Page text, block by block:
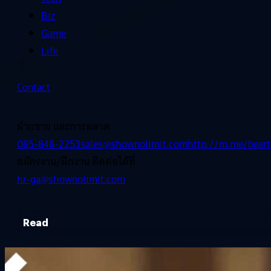
Biz
Game
Life
Contact
ฝ่ายขาย และการตลาด
085-848-2253sales@shownolimit.comhttp://m.me/
สมัครงาน/ฝึกงาน ติดต่อได้ที่
hr-ga@shownolimit.com
Read